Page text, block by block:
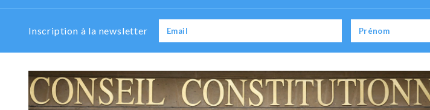
Inscription à la newsletter